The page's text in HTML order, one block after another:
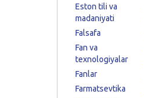
Eston tili va
madaniyati
Falsafa
Fan va
texnologiyalar
Fanlar
Farmatsevtika